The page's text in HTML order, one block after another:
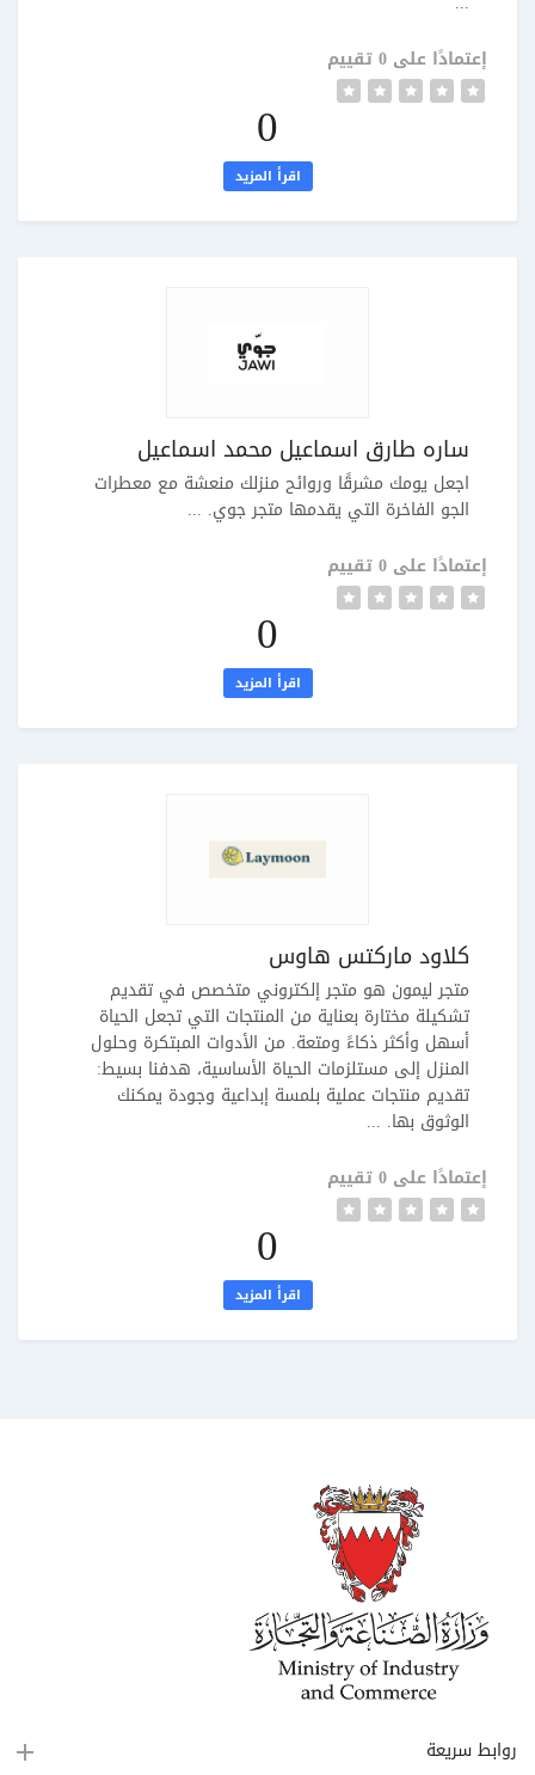
إعتمادًا على 0 تقييم
0
اقرأ المزيد
ساره طارق اسماعيل محمد اسماعيل
اجعل يومك مشرقًا وروائح منزلك منعشة مع معطرات
الجو الفاخرة التي يقدمها متجر جوي. ...
إعتمادًا على 0 تقييم
0
اقرأ المزيد
كلاود ماركتس هاوس
متجر ليمون هو متجر إلكتروني متخصص في تقديم
تشكيلة مختارة بعناية من المنتجات التي تجعل الحياة
أسهل وأكثر ذكاءً ومتعة. من الأدوات المبتكرة وحلول
المنزل إلى مستلزمات الحياة الأساسية، هدفنا بسيط:
تقديم منتجات عملية بلمسة إبداعية وجودة يمكنك
الوثوق بها. ...
إعتمادًا على 0 تقييم
0
اقرأ المزيد
روابط سريعة